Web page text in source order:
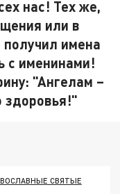
нас! Тех же,
или в
получил имена
с именинами!
"Ангелам –
здоровья!"
СВЯТЫЕ